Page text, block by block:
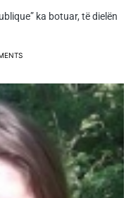
ka botuar, të dielën